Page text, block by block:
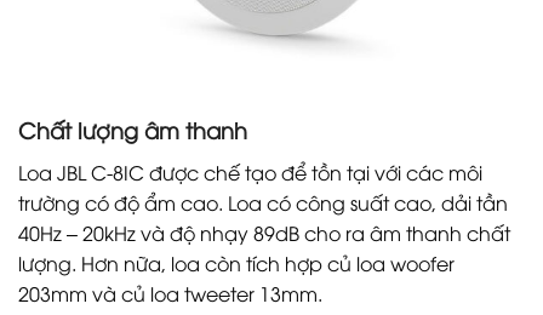
Chất lượng âm thanh
Loa JBL C-8IC được chế tạo để tồn tại với các môi
trường có độ ẩm cao. Loa có công suất cao, dải tần
40Hz – 20kHz và độ nhạy 89dB cho ra âm thanh chất
lượng. Hơn nữa, loa còn tích hợp củ loa woofer
203mm và củ loa tweeter 13mm.